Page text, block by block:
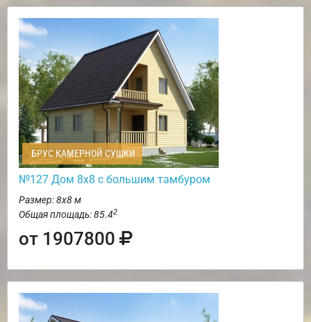
БРУС КАМЕРНОЙ СУШКИ
№127 Дом 8х8 с большим тамбуром
Размер: 8х8 м
Общая площадь: 85.42
от 1907800